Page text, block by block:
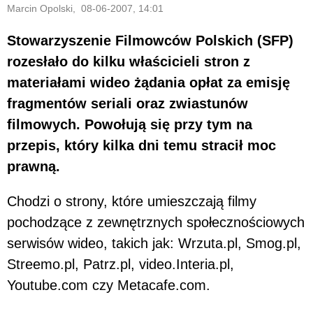
Marcin Opolski, 08-06-2007, 14:01
Stowarzyszenie Filmowców Polskich (SFP)
rozesłało do kilku właścicieli stron z
materiałami wideo żądania opłat za emisję
fragmentów seriali oraz zwiastunów
filmowych. Powołują się przy tym na
przepis, który kilka dni temu stracił moc
prawną.
Chodzi o strony, które umieszczają filmy
pochodzące z zewnętrznych społecznościowych
serwisów wideo, takich jak: Wrzuta.pl, Smog.pl,
Streemo.pl, Patrz.pl, video.Interia.pl,
Youtube.com czy Metacafe.com.